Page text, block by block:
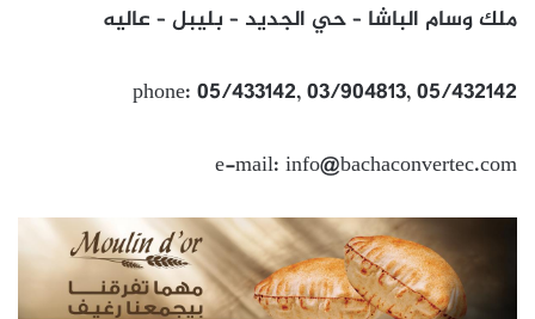
ملك وسام الباشا – حي الجديد – بليبل – عاليه
phone: 05/433142, 03/904813, 05/432142
e-mail: info@bachaconvertec.com